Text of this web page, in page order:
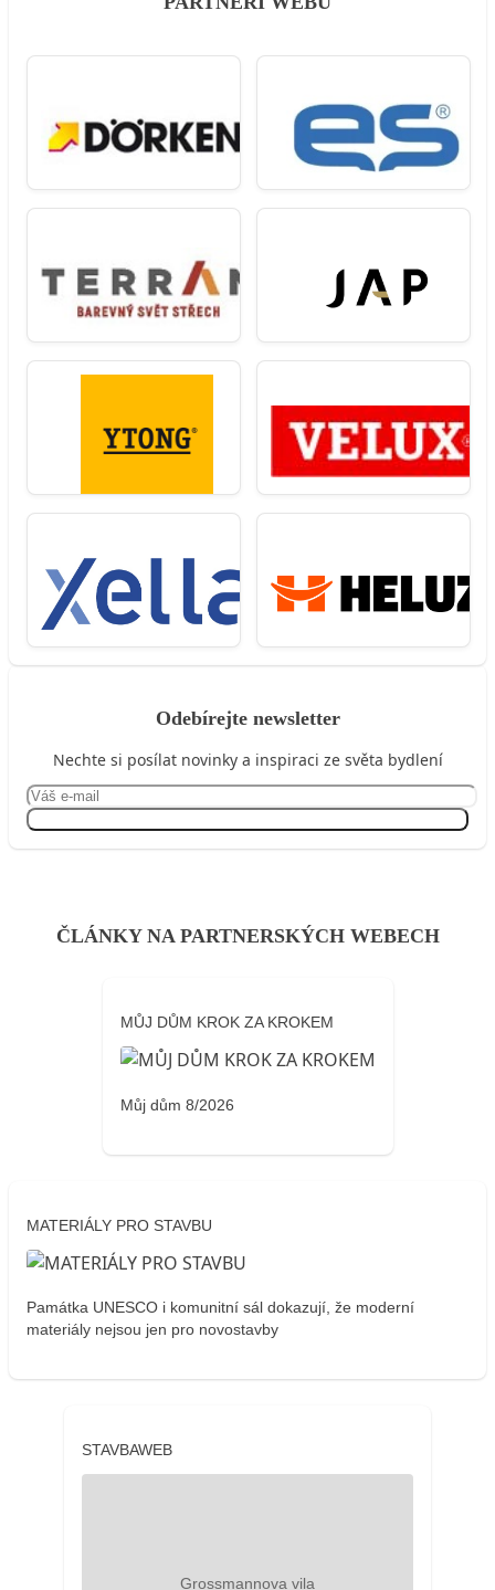
Odebírejte newsletter
Nechte si posílat novinky a inspiraci ze světa bydlení
ČLÁNKY NA PARTNERSKÝCH WEBECH
MŮJ DŮM KROK ZA KROKEM
Můj dům 8/2026
MATERIÁLY PRO STAVBU
Památka UNESCO i komunitní sál dokazují, že moderní
materiály nejsou jen pro novostavby
STAVBAWEB